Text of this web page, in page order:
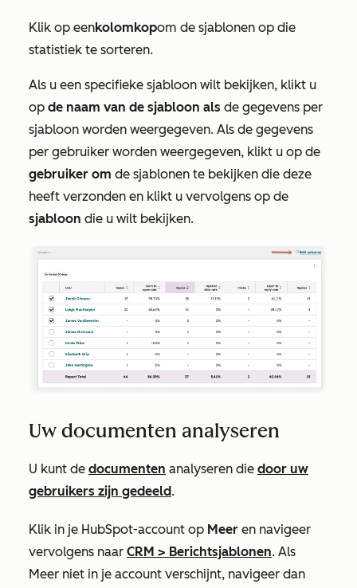
Klik op eenkolomkopom de sjablonen op die
statistiek te sorteren.
Als u een specifieke sjabloon wilt bekijken, klikt u
op de naam van de sjabloon als de gegevens per
sjabloon worden weergegeven. Als de gegevens
per gebruiker worden weergegeven, klikt u op de
gebruiker om de sjablonen te bekijken die deze
heeft verzonden en klikt u vervolgens op de
sjabloon die u wilt bekijken.
Uw documenten analyseren
U kunt de documenten analyseren die door uw
gebruikers zijn gedeeld.
Klik in je HubSpot-account op Meer en navigeer
vervolgens naar CRM > Berichtsjablonen. Als
Meer niet in je account verschijnt, navigeer dan